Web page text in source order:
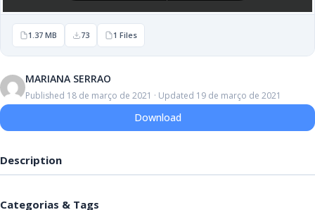
1.37 MB 73 1 Files
MARIANA SERRAO
Published 18 de março de 2021 · Updated 19 de março de 2021
Download
Description
Categorias & Tags